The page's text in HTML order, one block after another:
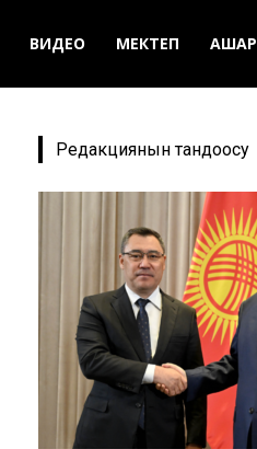
ВИДЕО МЕКТЕП АШАР
Редакциянын тандоосу